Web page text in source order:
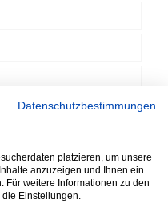
Datenschutzbestimmungen
platzieren, um unsere
anzuzeigen und Ihnen ein
Für weitere Informationen zu den
Einstellungen.